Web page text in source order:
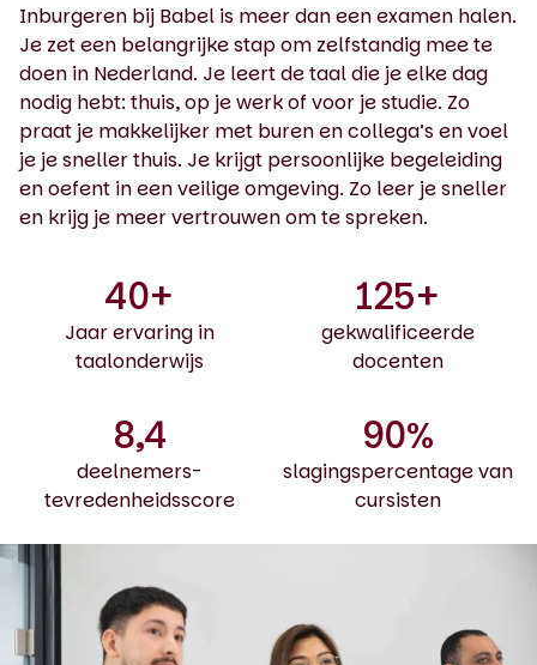
Inburgeren bij Babel is meer dan een examen halen.
Je zet een belangrijke stap om zelfstandig mee te
doen in Nederland. Je leert de taal die je elke dag
nodig hebt: thuis, op je werk of voor je studie. Zo
praat je makkelijker met buren en collega’s en voel
je je sneller thuis. Je krijgt persoonlijke begeleiding
en oefent in een veilige omgeving. Zo leer je sneller
en krijg je meer vertrouwen om te spreken.
40+
Jaar ervaring in
taalonderwijs
125+
gekwalificeerde
docenten
8,4
deelnemers-
tevredenheidsscore
90%
slagingspercentage van
cursisten